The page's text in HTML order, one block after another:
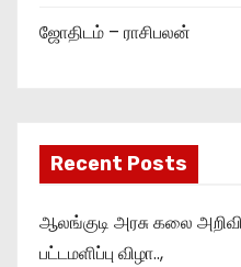
ஜோதிடம் – ராசிபலன்
Recent Posts
ஆலங்குடி அரசு கலை
பட்டமளிப்பு விழா..,